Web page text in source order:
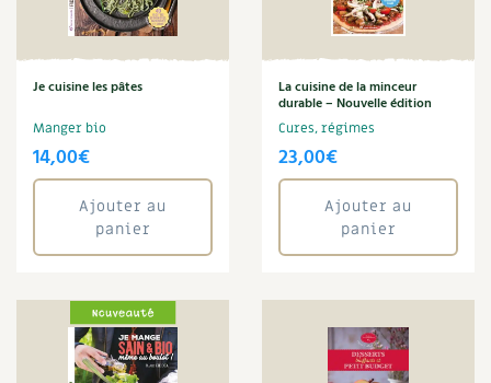
La vie secrète du jardin
BD : La folle histoire des plantes
Je cuisine les pâtes
Manger bio
14,00€
Ajouter au
panier
La cuisine de la minceur
durable – Nouvelle édition
Cures, régimes
23,00€
Ajouter au
panier